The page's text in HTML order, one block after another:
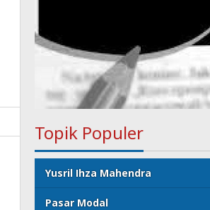
Topik Populer
Yusril Ihza Mahendra
Pasar Modal